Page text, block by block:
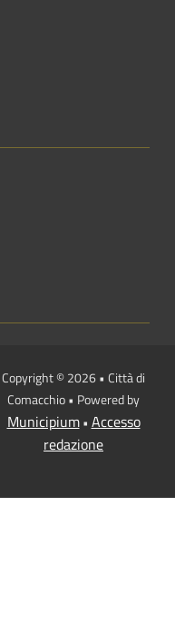
Copyright © 2026 • Città di
Comacchio • Powered by
Municipium• Accesso
redazione